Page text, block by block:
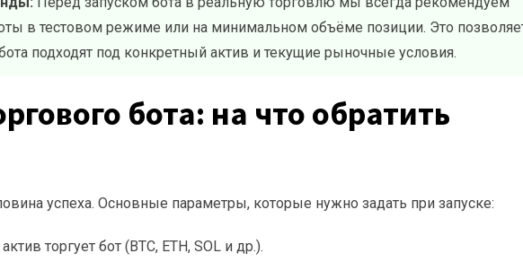
в тестовом режиме или на минимальном объёме позиции. Это
подходят под конкретный актив и текущие рыночные условия.
бота: на что обратить
успеха. Основные параметры, которые нужно задать при запуске:
торгует бот (BTC, ETH, SOL и др.).